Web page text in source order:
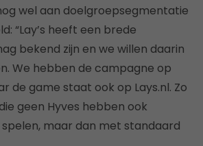
wel aan doelgroepsegmentatie
“Lay’s heeft een brede
bekend zijn en we willen daarin
We hebben de campagne op
de game staat ook op Lays.nl. Zo
geen Hyves hebben ook
maar dan met standaard